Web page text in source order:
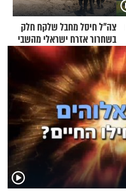
צה"ל חיסל מחבל שלקח חלק
בשחרור אזרח ישראלי מהשבי